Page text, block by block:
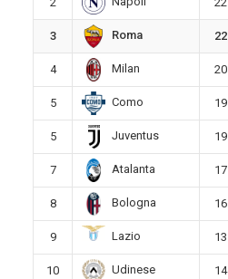
3 Roma 22
4 Milan 20
5 Como 19
5 Juventus 19
7 Atalanta 17
8 Bologna 16
9 Lazio 13
10 Udinese 14